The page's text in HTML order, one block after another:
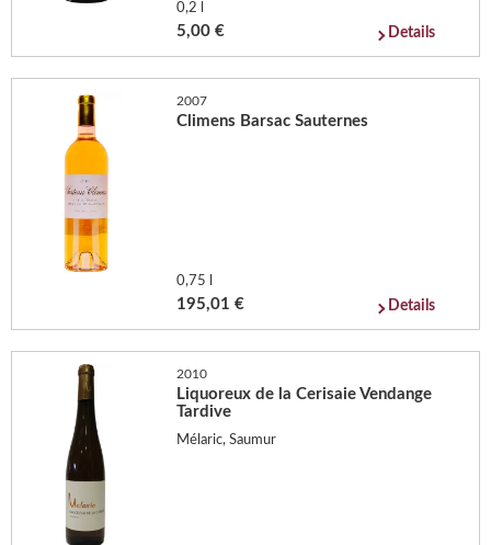
0,2 l
5,00 € Details
2007
Climens Barsac Sauternes
0,75 l
195,01 € Details
2010
Liquoreux de la Cerisaie Vendange
Tardive
Mélaric, Saumur